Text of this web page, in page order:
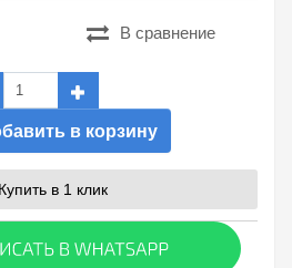
В сравнение
в корзину
Купить в 1 клик